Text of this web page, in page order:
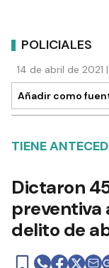
POLICIALES
14 de abril de 2021
Añadir como
TIENE
Dictaron
preventiva
delito de